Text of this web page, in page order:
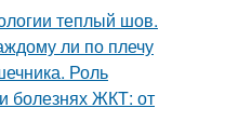
теплый шов.
ли по плечу
Роль
болезнях ЖКТ: от